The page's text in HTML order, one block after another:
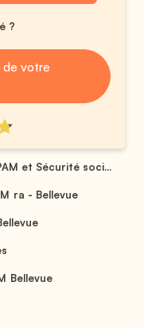
?
de votre
et Sécurité soci...
ra - Bellevue
Bellevue